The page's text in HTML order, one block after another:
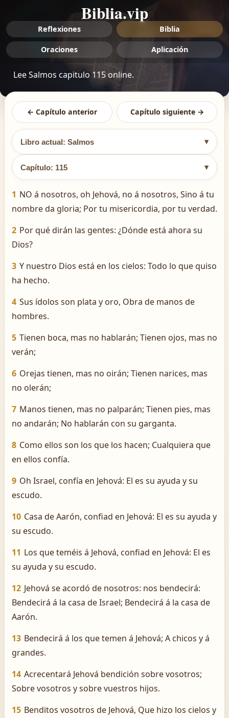
Biblia.vip
Reflexiones Biblia
Oraciones Aplicación
Lee Salmos capitulo 115 online.
← Capítulo anterior Capítulo siguiente →
Libro actual: Salmos ▾
Capítulo: 115 ▾
1 NO á nosotros, oh Jehová, no á nosotros, Sino á tu
nombre da gloria; Por tu misericordia, por tu verdad.
2 Por qué dirán las gentes: ¿Dónde está ahora su
Dios?
3 Y nuestro Dios está en los cielos: Todo lo que quiso
ha hecho.
4 Sus ídolos son plata y oro, Obra de manos de
hombres.
5 Tienen boca, mas no hablarán; Tienen ojos, mas no
verán;
6 Orejas tienen, mas no oirán; Tienen narices, mas
no olerán;
7 Manos tienen, mas no palparán; Tienen pies, mas
no andarán; No hablarán con su garganta.
8 Como ellos son los que los hacen; Cualquiera que
en ellos confía.
9 Oh Israel, confía en Jehová: El es su ayuda y su
escudo.
10 Casa de Aarón, confiad en Jehová: El es su ayuda y
su escudo.
11 Los que teméis á Jehová, confiad en Jehová: El es
su ayuda y su escudo.
12 Jehová se acordó de nosotros: nos bendecirá:
Bendecirá á la casa de Israel; Bendecirá á la casa de
Aarón.
13 Bendecirá á los que temen á Jehová; A chicos y á
grandes.
14 Acrecentará Jehová bendición sobre vosotros;
Sobre vosotros y sobre vuestros hijos.
15 Benditos vosotros de Jehová, Que hizo los cielos y